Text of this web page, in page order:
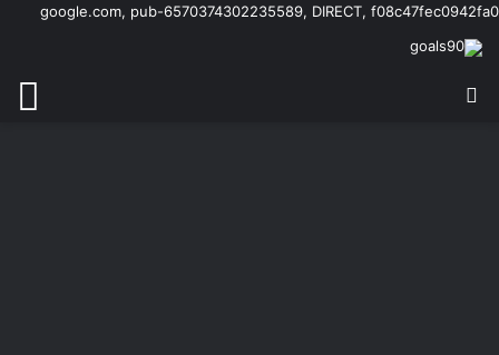
google.com, pub-6570374302235589, DIRECT, f08c47fec0942fa0